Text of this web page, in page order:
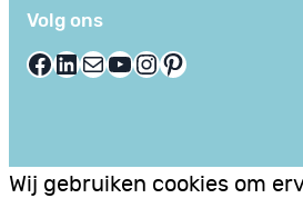
Volg ons
Facebook LinkedIn E-mail YouTube InstagramPinterest
Wij gebruiken cookies om